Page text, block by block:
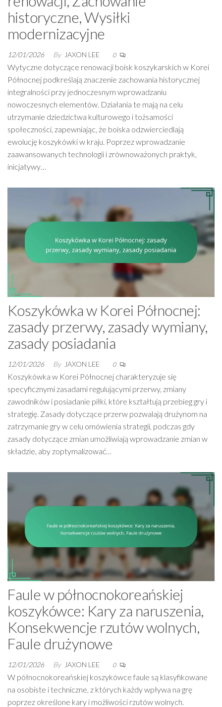
historyczne, Wysiłki
modernizacyjne
12/01/2026 By JAXON LEE 0
Wytyczne dotyczące renowacji boisk koszykarskich w Korei
Północnej podkreślają znaczenie zachowania historycznej
integralności przy jednoczesnym wprowadzaniu
nowoczesnych elementów. Działania te mają na celu
utrzymanie dziedzictwa kulturowego i tożsamości
społeczności, zapewniając, że boiska odzwierciedlają
ewolucję koszykówki w kraju. Poprzez wprowadzanie
zaawansowanych technologii i zrównoważonych praktyk,
inicjatywy…
Koszykówka w Korei Północnej:
zasady przerwy, zasady wymiany,
zasady posiadania
12/01/2026 By JAXON LEE 0
Koszykówka w Korei Północnej charakteryzuje się
specyficznymi zasadami regulującymi przerwy, zmiany
zawodników i posiadanie piłki, które kształtują przebieg gry i
strategię. Zasady dotyczące przerw pozwalają drużynom na
zatrzymanie gry w celu omówienia strategii, podczas gdy
zasady dotyczące zmian umożliwiają wprowadzanie zmian w
składzie, aby zoptymalizować…
Faule w północnokoreańskiej
koszykówce: Kary za naruszenia,
Konsekwencje rzutów wolnych,
Faule drużynowe
12/01/2026 By JAXON LEE 0
W północnokoreańskiej koszykówce faule są klasyfikowane
na osobiste i techniczne, z których każdy wpływa na grę
poprzez określone kary i możliwości rzutów wolnych.